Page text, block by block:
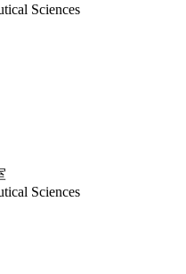
Sciences
Sciences